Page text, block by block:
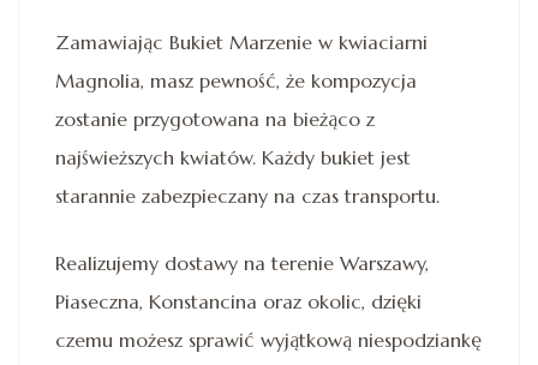
Zamawiając Bukiet Marzenie w kwiaciarni
Magnolia, masz pewność, że kompozycja
zostanie przygotowana na bieżąco z
najświeższych kwiatów. Każdy bukiet jest
starannie zabezpieczany na czas transportu.
Realizujemy dostawy na terenie Warszawy,
Piaseczna, Konstancina oraz okolic, dzięki
czemu możesz sprawić wyjątkową niespodziankę